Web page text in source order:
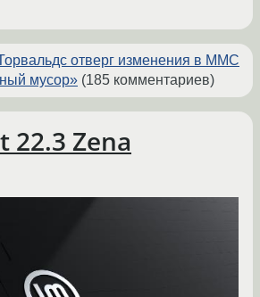
отверг изменения в MMC
мусор» (185 комментариев)
22.3 Zena